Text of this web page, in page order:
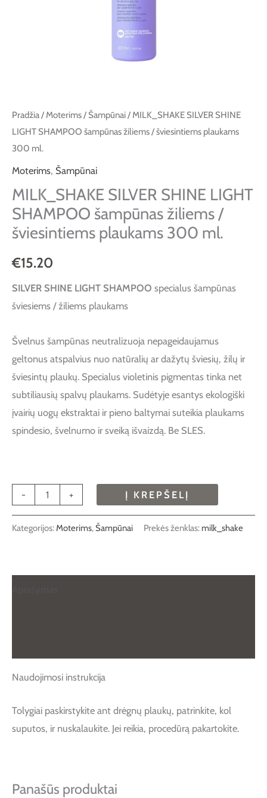
Pradžia/Moterims/ Šampūnai/ MILK_SHAKE SILVER SHINE
LIGHT SHAMPOO šampūnas žiliems / šviesintiems plaukams
300 ml.
Moterims, Šampūnai
MILK_SHAKE SILVER SHINE LIGHT
SHAMPOO šampūnas žiliems /
šviesintiems plaukams 300 ml.
€15.20
SILVER SHINE LIGHT SHAMPOO specialus šampūnas
šviesiems / žiliems plaukams
Švelnus šampūnas neutralizuoja nepageidaujamus
geltonus atspalvius nuo natūralių ar dažytų šviesių, žilų ir
šviesintų plaukų. Specialus violetinis pigmentas tinka net
subtiliausių spalvų plaukams. Sudėtyje esantys ekologiški
įvairių uogų ekstraktai ir pieno baltymai suteikia plaukams
spindesio, švelnumo ir sveiką išvaizdą. Be SLES.
- + Į KREPŠELĮ
Kategorijos:Moterims,Šampūnai Prekės ženklas: milk_shake
Naudojimosi instrukcija
Tolygiai paskirstykite ant drėgnų plaukų, patrinkite, kol
suputos, ir nuskalaukite. Jei reikia, procedūrą pakartokite.
Panašūs produktai